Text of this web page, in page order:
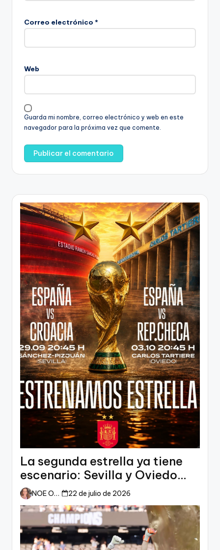
Correo electrónico *
Web
Guarda mi nombre, correo electrónico y web en este
navegador para la próxima vez que comente.
La segunda estrella ya tiene
escenario: Sevilla y Oviedo
esperan a España
NOE ORTIZ 22 de julio de 2026